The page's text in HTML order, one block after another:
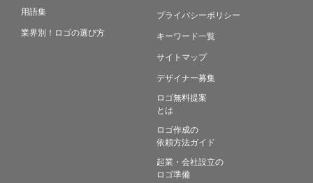
用語集
業界別！ロゴの選び方
プライバシーポリシー
キーワード一覧
サイトマップ
デザイナー募集
ロゴ無料提案
とは
ロゴ作成の
依頼方法ガイド
起業・会社設立の
ロゴ準備